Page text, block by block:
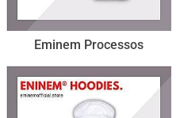
Eminem Processos